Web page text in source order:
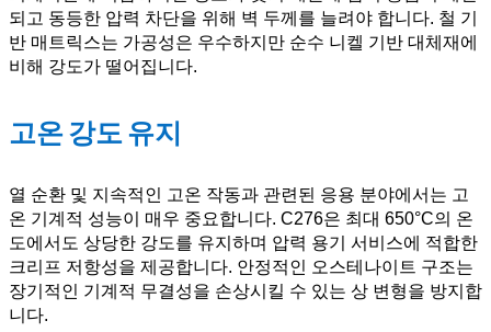
되고 동등한 압력 차단을 위해 벽 두께를 늘려야 합니다. 철 기
반 매트릭스는 가공성은 우수하지만 순수 니켈 기반 대체재에
비해 강도가 떨어집니다.
고온 강도 유지
열 순환 및 지속적인 고온 작동과 관련된 응용 분야에서는 고
온 기계적 성능이 매우 중요합니다. C276은 최대 650°C의 온
도에서도 상당한 강도를 유지하며 압력 용기 서비스에 적합한
크리프 저항성을 제공합니다. 안정적인 오스테나이트 구조는
장기적인 기계적 무결성을 손상시킬 수 있는 상 변형을 방지합
니다.